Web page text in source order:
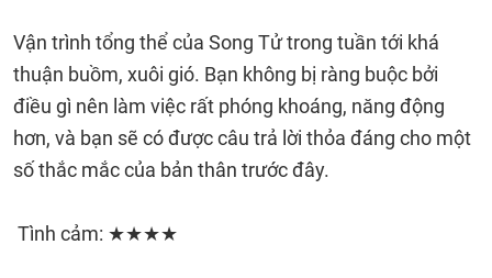
Vận trình tổng thể của Song Tử trong tuần tới khá
thuận buồm, xuôi gió. Bạn không bị ràng buộc bởi
điều gì nên làm việc rất phóng khoáng, năng động
hơn, và bạn sẽ có được câu trả lời thỏa đáng cho một
số thắc mắc của bản thân trước đây.
Tình cảm: ★★★★